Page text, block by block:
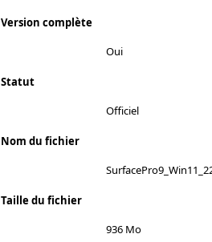
Version complète
Oui
Statut
Officiel
Nom du fichier
Taille du fichier
936 Mo